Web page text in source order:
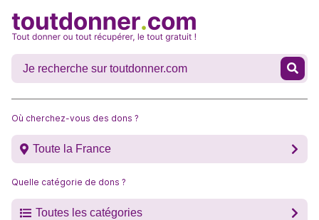
Où cherchez-vous des dons ?
Toute la France
Quelle catégorie de dons ?
Toutes les catégories